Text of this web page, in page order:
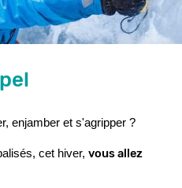
enjamber et s'agripper ?
cet hiver, vous allez